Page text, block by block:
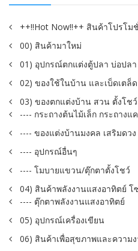
++!!Hot Now!!++ สินค้าโปรโม
00) สินค้ามาใหม่
01) อุปกรณ์ตกแต่งตู้ปลา บ่อปล
02) ของใช้ในบ้าน และเบ็ดเตล็ด
03) ของตกแต่งบ้าน สวน ตั้งโชว์
---- กระถางต้นไม้เล็ก กระถางแ
---- ของแต่งบ้านมงคล เสริมดว
---- อุปกรณ์อื่นๆ
---- โมบายแขวน/ตุ๊กตาตั้งโชว์
04) สินค้าพลังงานแสงอาทิตย์ โ
---- ตุ๊กตาพลังงานแสงอาทิตย์
05) อุปกรณ์เครื่องเขียน
06) สินค้าเพื่อสุขภาพและความ